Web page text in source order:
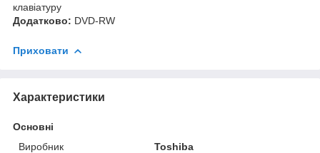
клавіатуру
Додатково: DVD-RW
Приховати
Характеристики
Основні
Виробник
Toshiba